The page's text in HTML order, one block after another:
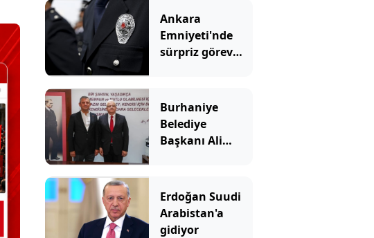
Ankara
Emniyeti'nde
sürpriz görev
Burhaniye
Belediye
Başkanı Ali
katıldı
Erdoğan Suudi
Arabistan'a
gidiyor